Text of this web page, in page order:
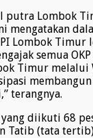
putra Lombok
mengatakan
Lombok Timur
semua
Timur melalui
terangnya.
yang diikuti 68
Tatib (tata